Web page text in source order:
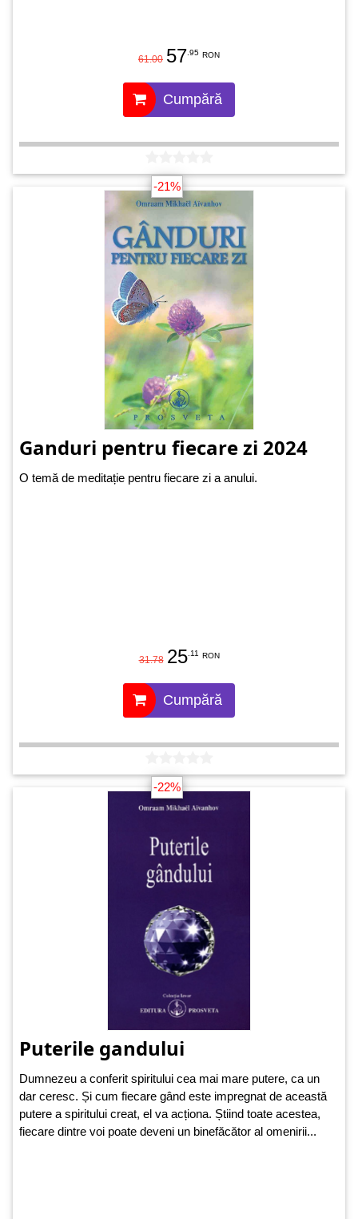
61.00 57 .95 RON
Cumpără
-21%
Ganduri pentru fiecare zi 2024
O temă de meditație pentru fiecare zi a anului.
31.78 25 .11 RON
Cumpără
-22%
Puterile gandului
Dumnezeu a conferit spiritului cea mai mare putere, ca un
dar ceresc. Și cum fiecare gând este impregnat de această
putere a spiritului creat, el va acționa. Știind toate acestea,
fiecare dintre voi poate deveni un binefăcător al omenirii...